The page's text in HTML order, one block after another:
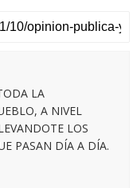
LA
A NIVEL
LOS
PASAN DÍA A DÍA.